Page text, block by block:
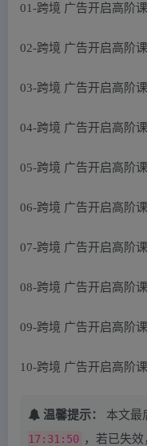
01-跨境 广告开启高阶
02-跨境 广告开启高阶
03-跨境 广告开启高阶
04-跨境 广告开启高阶
05-跨境 广告开启高阶
06-跨境 广告开启高阶
07-跨境 广告开启高阶
08-跨境 广告开启高阶
09-跨境 广告开启高阶
10-跨境 广告开启高阶
温馨提示： 本文最
17:31:50 ，若已失